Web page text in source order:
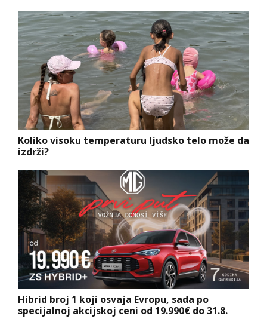
Koliko visoku temperaturu ljudsko telo može da
izdrži?
Hibrid broj 1 koji osvaja Evropu, sada po
specijalnoj akcijskoj ceni od 19.990€ do 31.8.